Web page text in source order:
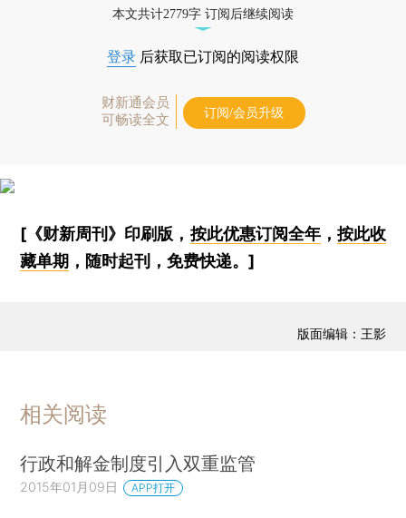
本文共计2779字 订阅后继续阅读
登录 后获取已订阅的阅读权限
财新通会员
可畅读全文
订阅/会员升级
[《财新周刊》印刷版， 按此优惠订阅全年， 按此收
藏单期 ，随时起刊，免费快递。]
版面编辑：王影
相关阅读
行政和解金制度引入双重监管
2015年01月09日 APP打开